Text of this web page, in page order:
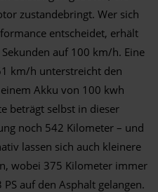
zustandebringt. Wer sich
entscheidet, erhält
auf 100 km/h. Eine
km/h unterstreicht den
Akku von 100 kwh
beträgt selbst in dieser
noch 542 Kilometer – und
lassen sich auch kleinere
wobei 375 Kilometer immer
auf den Asphalt gelangen.